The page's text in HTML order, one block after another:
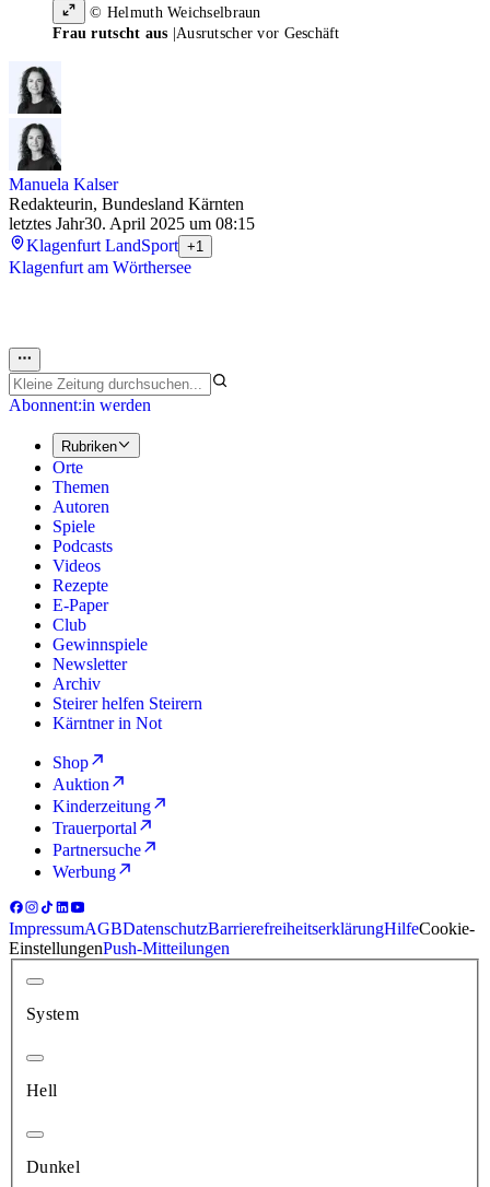
© Helmuth Weichselbraun
Frau rutscht aus |Ausrutscher vor Geschäft
Manuela Kalser
Redakteurin, Bundesland Kärnten
letztes Jahr30. April 2025 um 08:15
Klagenfurt LandSport +1
Klagenfurt am Wörthersee
Abonnent:in werden
Rubriken
Orte
Themen
Autoren
Spiele
Podcasts
Videos
Rezepte
E-Paper
Club
Gewinnspiele
Newsletter
Archiv
Steirer helfen Steirern
Kärntner in Not
Shop
Auktion
Kinderzeitung
Trauerportal
Partnersuche
Werbung
ImpressumAGBDatenschutzBarrierefreiheitserklärungHilfeCookie-
EinstellungenPush-Mitteilungen
System
Hell
Dunkel